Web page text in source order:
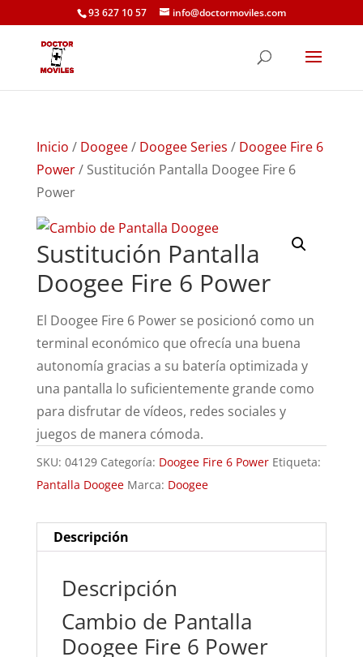
93 627 10 57 info@doctormoviles.com
Inicio / Doogee/ Doogee Series / Doogee Fire 6
Power/ Sustitución Pantalla Doogee Fire 6
Power
Sustitución Pantalla
Doogee Fire 6 Power
El Doogee Fire 6 Power se posicionó como un
terminal económico que ofrecía una buena
autonomía gracias a su batería optimizada y
una pantalla lo suficientemente grande como
para disfrutar de vídeos, redes sociales y
juegos de manera cómoda.
SKU: 04129 Categoría: Doogee Fire 6 Power Etiqueta:
Pantalla Doogee Marca: Doogee
Descripción
Descripción
Cambio de Pantalla
Doogee Fire 6 Power